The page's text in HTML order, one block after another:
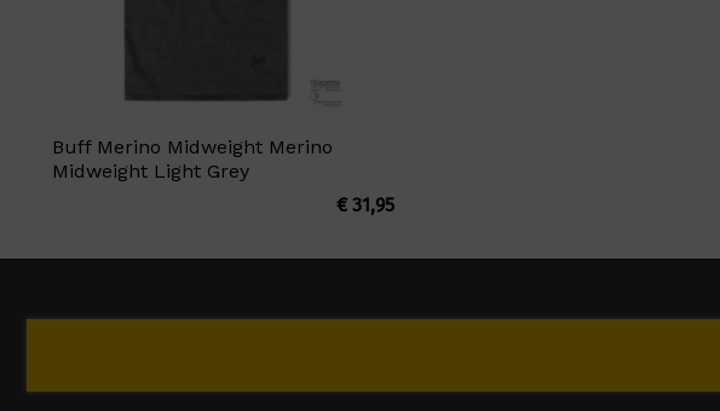
Buff Merino Midweight Merino
Midweight Light Grey
€31,95